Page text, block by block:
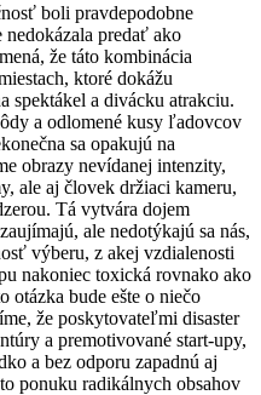
boli pravdepodobne
predať ako
že táto kombinácia
ktoré dokážu
spektákel a divácku atrakciu.
a odlomené kusy ľadovcov
sa opakujú na
obrazy nevídanej intenzity,
ale aj človek držiaci kameru,
Tá vytvára dojem
ale nedotýkajú sa nás,
výberu, z akej vzdialenosti
nakoniec toxická rovnako ako
otázka bude ešte o niečo
že poskytovateľmi disaster
a premotivované start-upy,
a bez odporu zapadnú aj
ponuku radikálnych obsahov